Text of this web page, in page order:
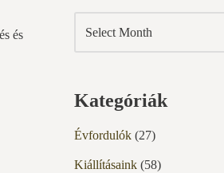
és
Kategóriák
Évfordulók(27)
Kiállításaink(58)